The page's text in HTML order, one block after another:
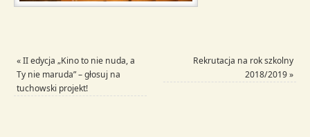
«II edycja „Kino to nie nuda, a
Ty nie maruda” – głosuj na
tuchowski projekt!
Rekrutacja na rok szkolny
2018/2019»